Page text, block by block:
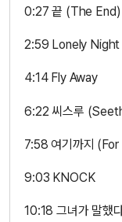
0:27 끝 (The End)
2:59 Lonely Night
4:14 Fly Away
6:22 씨스루
7:58 여기까지
9:03 KNOCK
10:18 그녀가 말했